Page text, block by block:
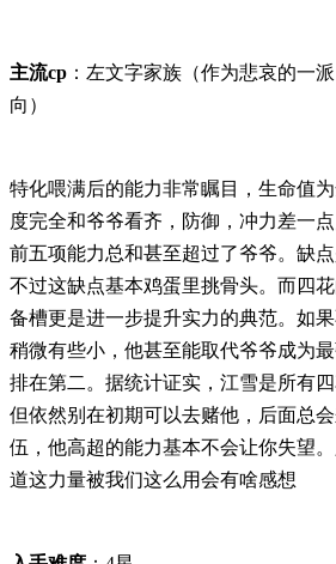
主流cp ：左文字家族（作为悲哀的一
向）
特化喂满后的能力非常瞩目，生命值
度完全和爷爷看齐，防御，冲力差一
前五项能力总和甚至超过了爷爷。缺
不过这缺点基本鸡蛋里挑骨头。而四
备槽更是进一步提升实力的典范。如
稍微有些小，他甚至能取代爷爷成为
排在第二。据统计证实，江雪是所有
但依然别在初期可以去赌他，后面总
伍，他高超的能力基本不会让你失望
道这力量被我们这么用会有啥感想